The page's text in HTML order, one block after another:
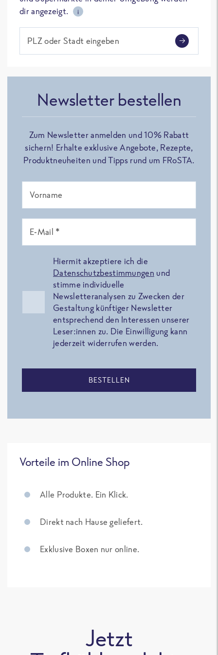
dir angezeigt.
i
PLZ oder Stadt eingeben
Newsletter bestellen
Zum Newsletter anmelden und 10% Rabatt
sichern! Erhalte exklusive Angebote, Rezepte,
Produktneuheiten und Tipps rund um FRoSTA.
Vorname
E-Mail *
Hiermit akzeptiere ich die
Datenschutzbestimmungen und
stimme individuelle
Newsletteranalysen zu Zwecken der
Gestaltung künftiger Newsletter
entsprechend den Interessen unserer
Leser:innen zu. Die Einwilligung kann
jederzeit widerrufen werden.
BESTELLEN
Vorteile im Online Shop
Alle Produkte. Ein Klick.
Direkt nach Hause geliefert.
Exklusive Boxen nur online.
Jetzt